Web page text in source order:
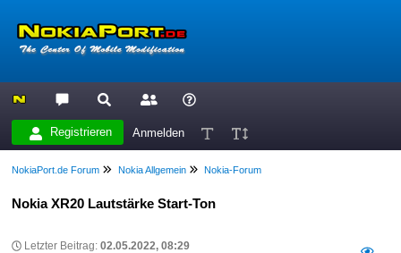
Registrieren Anmelden
NokiaPort.de Forum Nokia Allgemein Nokia-Forum
Nokia XR20 Lautstärke Start-Ton
Letzter Beitrag:02.05.2022, 08:29